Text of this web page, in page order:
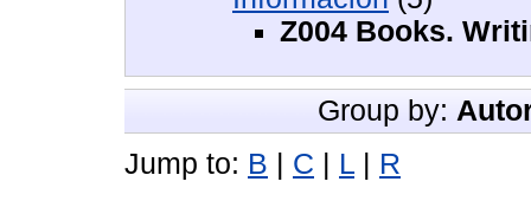
Z004 Books.
Group by:
Jump to: B C L
R